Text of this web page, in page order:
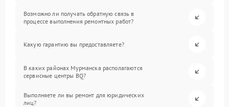
Возможно ли получать обратную связь в
процессе выполнения ремонтных работ?
Какую гарантию вы предоставляете?
В каких районах Мурманска располагаются
сервисные центры BQ?
Выполняете ли вы ремонт для юридических
лиц?